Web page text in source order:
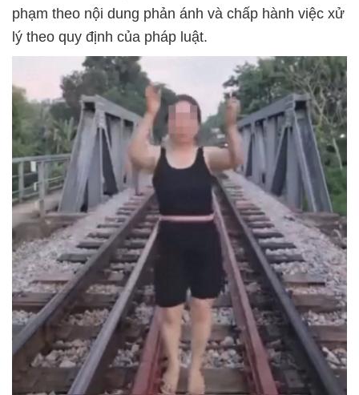
phạm theo nội dung phản ánh và chấp hành việc xử
lý theo quy định của pháp luật.